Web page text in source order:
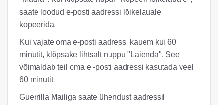
saate loodud e-posti aadressi lõikelauale
kopeerida.
Kui vajate oma e-posti aadressi kauem kui 60
minutit, klõpsake lihtsalt nuppu "Laienda". See
võimaldab teil oma e -posti aadressi kasutada veel
60 minutit.
Guerrilla Mailiga saate ühendust aadressil